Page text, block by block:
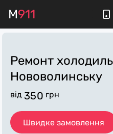
M911
Ремонт
Нововолинську
від 350 грн
Швидке замовлення